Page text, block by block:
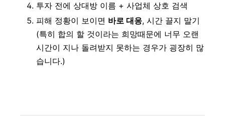
투자 전에 상대방 이름 + 사업체 상호 검색
피해 정황이 보이면 바로 대응, 시간 끌지 말기
(특히 합의 할 것이라는 희망때문에 너무 오랜
시간이 지나 돌려받지 못하는 경우가 굉장히 많
습니다.)